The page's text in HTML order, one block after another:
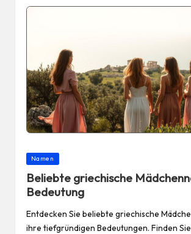
Posted
Namen
Beliebte griechische
Bedeutung
Entdecken Sie beliebte griechische
ihre tiefgründigen Bedeutungen. Finden